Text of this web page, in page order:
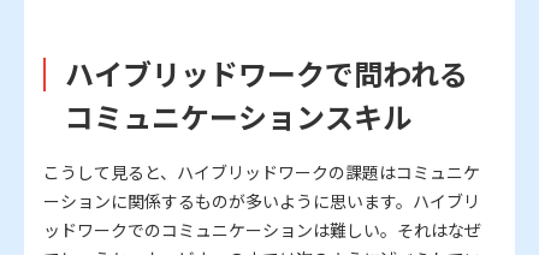
ハイブリッドワークで問われる
コミュニケーションスキル
こうして見ると、ハイブリッドワークの課題はコミュニケ
ーションに関係するものが多いように思います。ハイブリ
ッドワークでのコミュニケーションは難しい。それはなぜ